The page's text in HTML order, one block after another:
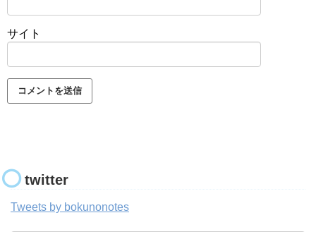
サイト
twitter
Tweets by bokunonotes